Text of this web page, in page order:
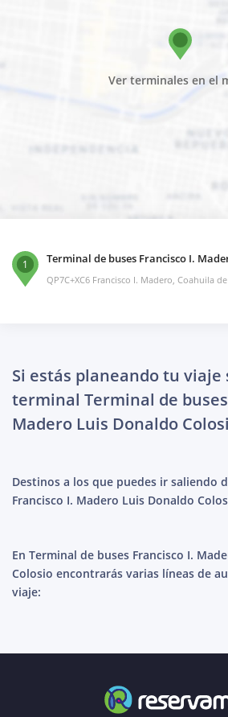
Ver terminales en el
1 Terminal de buses Francisco I.
QP7C+XC6 Francisco I. Madero, Coahuila
Si estás planeando tu viaje
terminal Terminal de
Madero Luis Donaldo
Destinos a los que puedes ir saliendo
Francisco I. Madero Luis Donaldo
En Terminal de buses Francisco I.
Colosio encontrarás varias líneas de
viaje: